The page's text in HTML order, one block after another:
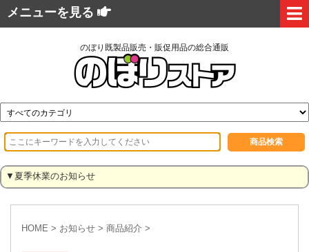
メニューを見る
のぼり既製品販売・販促用品の総合通販
▼夏季休業のお知らせ
HOME > お知らせ > 商品紹介 >